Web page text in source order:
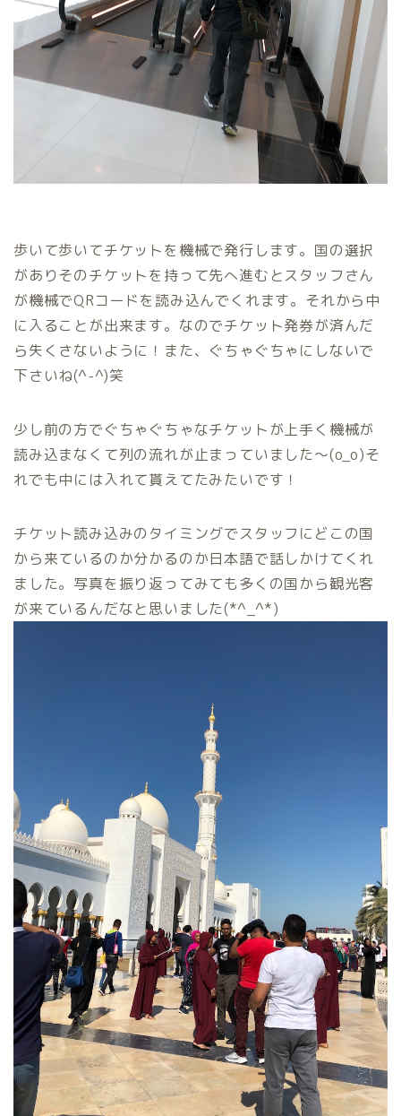
歩いて歩いてチケットを機械で発行します。国の選択
がありそのチケットを持って先へ進むとスタッフさん
が機械でQRコードを読み込んでくれます。それから中
に入ることが出来ます。なのでチケット発券が済んだ
ら失くさないように！また、ぐちゃぐちゃにしないで
下さいね(^-^)笑
少し前の方でぐちゃぐちゃなチケットが上手く機械が
読み込まなくて列の流れが止まっていました〜(o_o)そ
れでも中には入れて貰えてたみたいです！
チケット読み込みのタイミングでスタッフにどこの国
から来ているのか分かるのか日本語で話しかけてくれ
ました。写真を振り返ってみても多くの国から観光客
が来ているんだなと思いました(*^_^*)